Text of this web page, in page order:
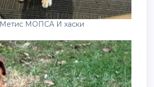
Метис МОПСА И хаски